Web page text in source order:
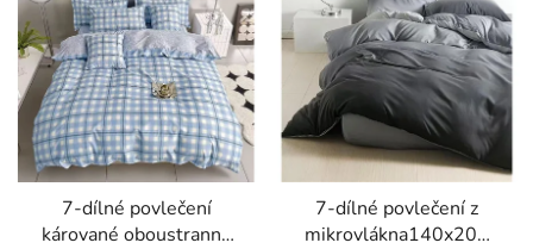
d
u
k
ů
s
p
r
o
d
7-dílné povlečení
kárované oboustranné
7-dílné povlečení z
mikrovlákna140x200